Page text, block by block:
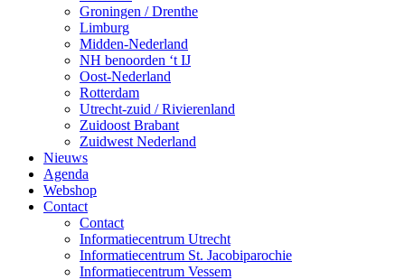
Groningen / Drenthe
Limburg
Midden-Nederland
NH benoorden ‘t IJ
Oost-Nederland
Rotterdam
Utrecht-zuid / Rivierenland
Zuidoost Brabant
Zuidwest Nederland
Nieuws
Agenda
Webshop
Contact
Contact
Informatiecentrum Utrecht
Informatiecentrum St. Jacobiparochie
Informatiecentrum Vessem